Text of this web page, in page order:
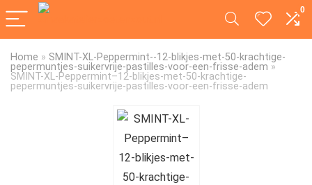
0
Home » SMINT-XL-Peppermint--12-blikjes-met-50-krachtige-
pepermuntjes-suikervrije-pastilles-voor-een-frisse-adem »
SMINT-XL-Peppermint–12-blikjes-met-50-krachtige-
pepermuntjes-suikervrije-pastilles-voor-een-frisse-adem